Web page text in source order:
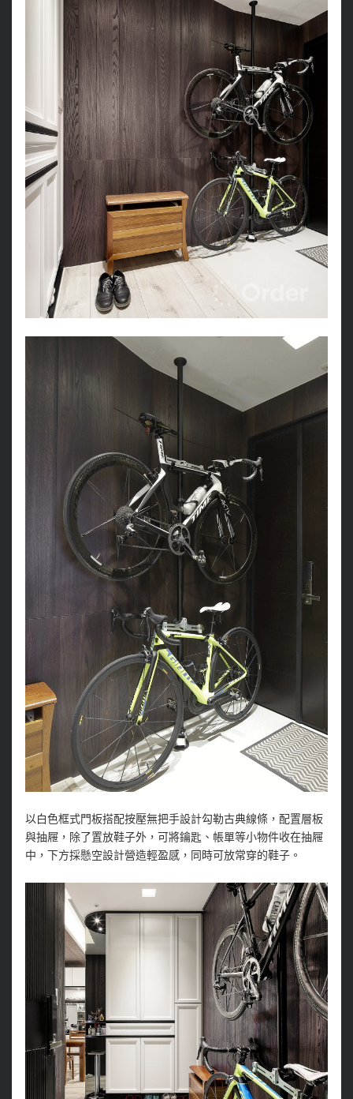
以白色框式門板搭配按壓無把手設計勾勒古典線條，配置層板
與抽屜，除了置放鞋子外，可將鑰匙、帳單等小物件收在抽屜
中，下方採懸空設計營造輕盈感，同時可放常穿的鞋子。